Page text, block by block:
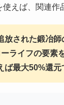
えば、関連作
放された鍛冶
ライフの要素
ば最大50%還元